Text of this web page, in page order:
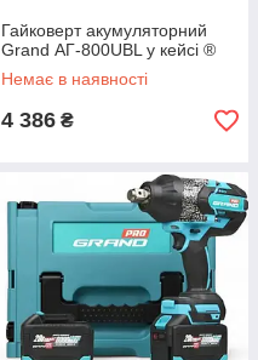
Гайковерт акумуляторний
Grand АГ-800UBL у кейсі ®
Немає в наявності
4 386 ₴